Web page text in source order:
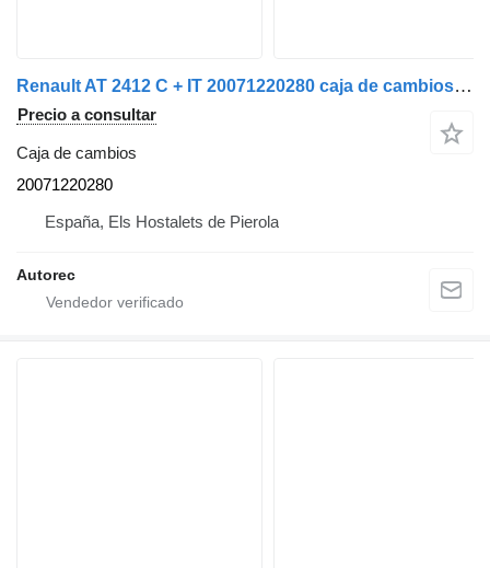
Renault AT 2412 C + IT 20071220280 caja de cambios para Renault Premium 450 dxi camión
Precio a consultar
Caja de cambios
20071220280
España, Els Hostalets de Pierola
Autorec